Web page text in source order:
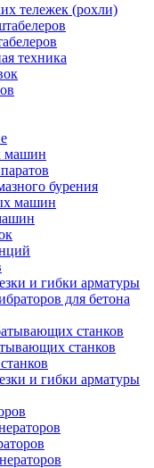
тележек (рохли)
техника
машин
бурения
машин
и гибки арматуры
для бетона
станков
станков
и гибки арматуры